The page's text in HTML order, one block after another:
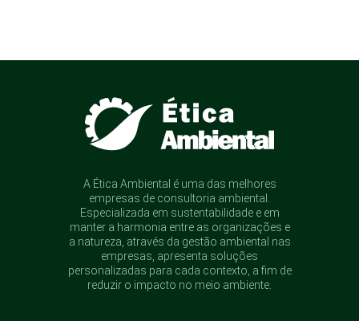
A Ética Ambiental é uma das melhores
empresas de consultoria ambiental.
Especializada em sustentabilidade e em
manter a harmonia entre as organizações e
a natureza, através da gestão ambiental nas
empresas, apresenta soluções
personalizadas para cada contexto, a fim de
reduzir o impacto no meio ambiente.